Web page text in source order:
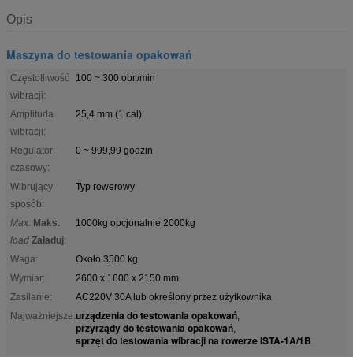
Opis
Maszyna do testowania opakowań
Częstotliwość
wibracji:
100 ~ 300 obr./min
Amplituda
wibracji:
25,4 mm (1 cal)
Regulator
czasowy:
0 ~ 999,99 godzin
Wibrujący
sposób:
Typ rowerowy
Max. Maks.
load Załaduj:
1000kg opcjonalnie 2000kg
Waga:
Około 3500 kg
Wymiar:
2600 x 1600 x 2150 mm
Zasilanie:
AC220V 30A lub określony przez użytkownika
Najważniejsze:urządzenia do testowania opakowań,
przyrządy do testowania opakowań,
sprzęt do testowania wibracji na rowerze ISTA-1A/1B